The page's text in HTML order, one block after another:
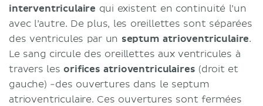
interventriculaire qui existent en continuité l’un
avec l’autre. De plus, les oreillettes sont séparées
des ventricules par un septum atrioventriculaire.
Le sang circule des oreillettes aux ventricules à
travers lesorifices atrioventriculaires (droit et
gauche) -des ouvertures dans le septum
atrioventriculaire. Ces ouvertures sont fermées